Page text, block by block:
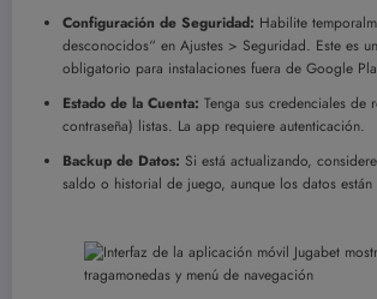
Configuración de Seguridad: Habilite
desconocidos“ en Ajustes > Seguridad. Este es
obligatorio para instalaciones fuera de Google
Estado de la Cuenta: Tenga sus credenciales de
contraseña) listas. La app requiere autenticación.
Backup de Datos: Si está actualizando,
saldo o historial de juego, aunque los datos están